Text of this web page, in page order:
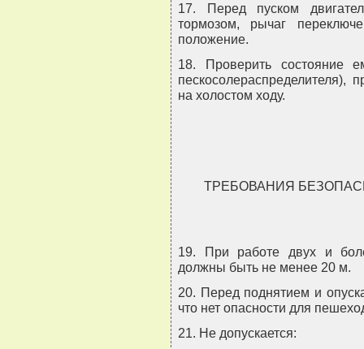
17. Перед пуском
тормозом, рычаг
положение.
18. Проверить состояние
пескосолераспределителя),
на холостом ходу.
ТРЕБОВАНИЯ
19. При работе двух и
должны быть не менее 20 м.
20. Перед поднятием и
что нет опасности для
21. Не допускается: